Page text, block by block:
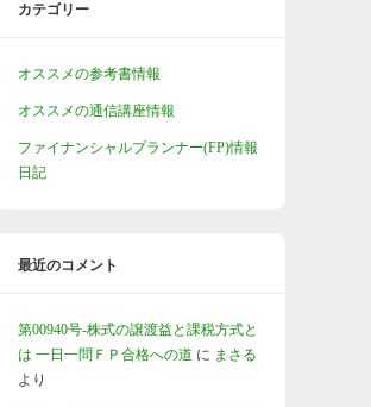
カテゴリー
オススメの参考書情報
オススメの通信講座情報
ファイナンシャルプランナー(FP)情報
日記
最近のコメント
第00940号-株式の譲渡益と課税方式と
は 一日一問ＦＰ合格への道 に まさる
より